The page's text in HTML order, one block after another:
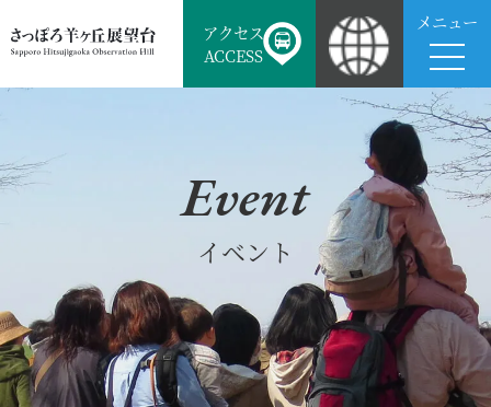
アクセス
ACCESS
メニュー
Event
イベント